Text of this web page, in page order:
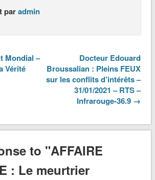
paradmin
Mondial –
Vérité
Docteur Edouard
Broussalian : Pleins FEUX
sur les conflits d’intérêts –
31/01/2021 – RTS –
Infrarouge-36.9 →
to "AFFAIRE
: Le meurtrier